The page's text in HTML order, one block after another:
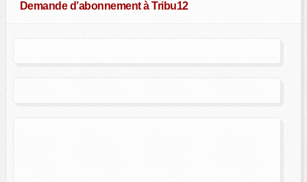
Demande d’abonnement à Tribu12